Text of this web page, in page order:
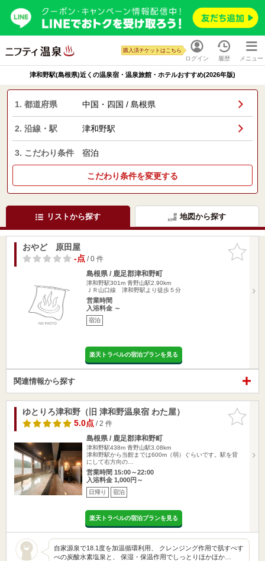
ログイン
購入済チケットはこちら
履歴 メニュー
津和野駅(島根県)近くの温泉宿・温泉旅館・ホテルおすすめ(2026年版)
1. 都道府県 中国・四国 / 島根県
2. 沿線・駅 津和野駅
3. こだわり条件 宿泊
こだわり条件を変更する
リストから探す 地図から探す
お気に入
りに追加
おやど 原田屋
-点/ 0 件
島根県 / 鹿足郡津和野町
津和野駅301m 青野山駅2.90km
ＪＲ山口線 津和野駅より徒歩５分
営業時間
入浴料金 ～
宿泊
楽天トラベルの宿泊プランを見る
関連情報から探す
お気に入
りに追加
ゆとりろ津和野（旧 津和野温泉宿 わた屋）
5.0点/ 2 件
島根県 / 鹿足郡津和野町
津和野駅438m 青野山駅3.08km
津和野駅から当館までは600m（弱）ぐらいです。駅を背
にして右方向の…
営業時間 15:00～22:00
入浴料金 1,000円～
日帰り 宿泊
楽天トラベルの宿泊プランを見る
自家源泉で18.1度を加温循環利用、 クレンジング作用で肌すべす
べの炭酸水素塩泉と、 保湿・保温作用でしっとりほかほか…